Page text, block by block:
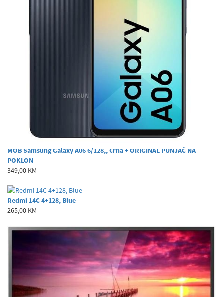
MOB Samsung Galaxy A06 6/128,, Crna + ORIGINAL PUNJAČ NA
POKLON
349,00 KM
Redmi 14C 4+128, Blue
265,00 KM